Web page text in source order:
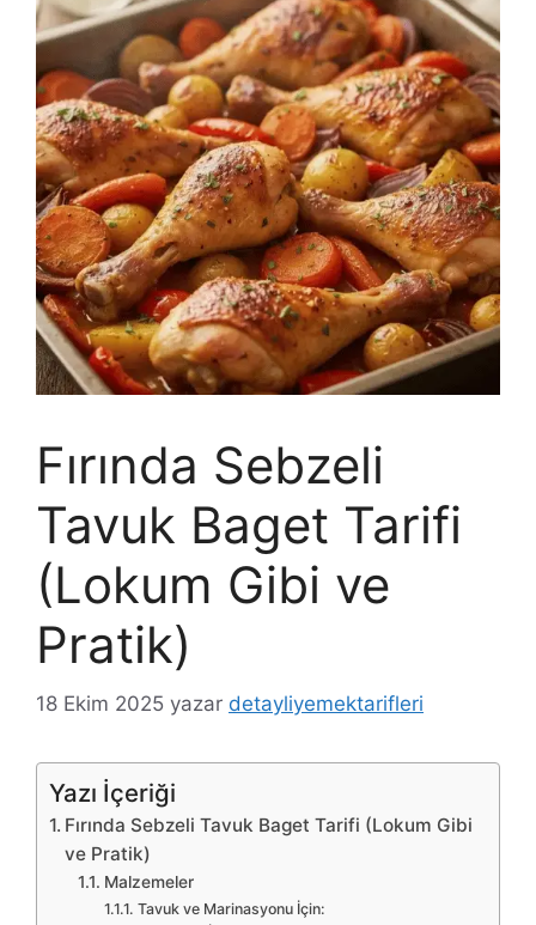
Fırında Sebzeli
Tavuk Baget Tarifi
(Lokum Gibi ve
Pratik)
18 Ekim 2025 yazar detayliyemektarifleri
Yazı İçeriği
Fırında Sebzeli Tavuk Baget Tarifi (Lokum Gibi
ve Pratik)
Malzemeler
Tavuk ve Marinasyonu İçin: